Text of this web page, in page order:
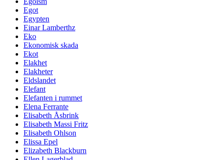
Egot
Egypten
Einar Lamberthz
Eko
Ekonomisk skada
Ekot
Elakhet
Elakheter
Eldslandet
Elefant
Elefanten i rummet
Elena Ferrante
Elisabeth Åsbrink
Elisabeth Massi Fritz
Elisabeth Ohlson
Elissa Epel
Elizabeth Blackburn